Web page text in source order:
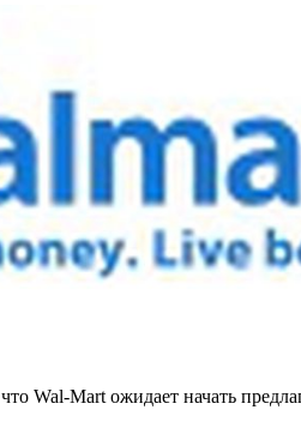
Wal-Mart ожидает начать